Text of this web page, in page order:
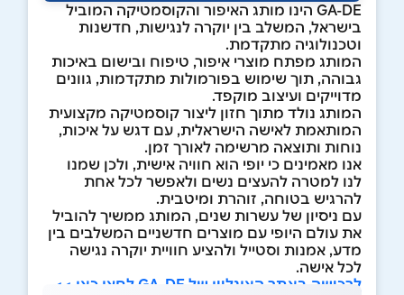
GA-DE הינו מותג האיפור והקוסמטיקה המוביל
בישראל, המשלב בין יוקרה לנגישות, חדשנות
וטכנולוגיה מתקדמת.
המותג מפתח מוצרי איפור, טיפוח ובישום באיכות
גבוהה, תוך שימוש בפורמולות מתקדמות, גוונים
מדוייקים ועיצוב מוקפד.
המותג נולד מתוך חזון ליצור קוסמטיקה מקצועית
המותאמת לאישה הישראלית, עם דגש על איכות,
נוחות ותוצאה מרשימה לאורך זמן.
אנו מאמינים כי יופי הוא חוויה אישית, ולכן שמנו
לנו למטרה להעצים נשים ולאפשר לכל אחת
להרגיש בטוחה, זוהרת ומיטבית.
עם ניסיון של עשרות שנים, המותג ממשיך להוביל
את עולם היופי עם מוצרים חדשניים המשלבים בין
מדע, אמנות וסטייל ולהציע חוויית יוקרה נגישה
לכל אישה.
לרכישה באתר האונליין של GA-DE לחצו כאן >>